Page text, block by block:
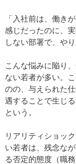
「入社前は、働き
感じだったのに、
しない部署で、や
こんな悩みに陥り
ない若者が多い。
のの、与えられた
遇することで生じ
という。
リアリティショッ
い若者は、残念な
る否定的態度（職